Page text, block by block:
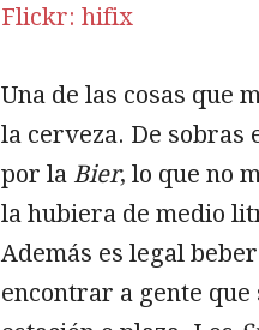
Flickr: hifix
Una de las cosas que
la cerveza. De sobras
por la Bier, lo que no
la hubiera de medio
Además es legal
encontrar a gente